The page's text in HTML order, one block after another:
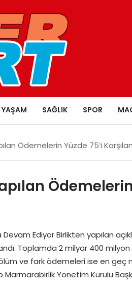
YAŞAM SAĞLIK SPOR
Ödemelerin Yüzde 75’i
Ediyor Birlikten yapılan
Toplamda 2 milyar 400
ve fark ödemeleri ise en geç
Marmarabirlik Yönetim Kurulu